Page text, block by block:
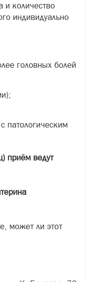
и количество
индивидуально
головных болей
патологическим
приём ведут
может ли этот